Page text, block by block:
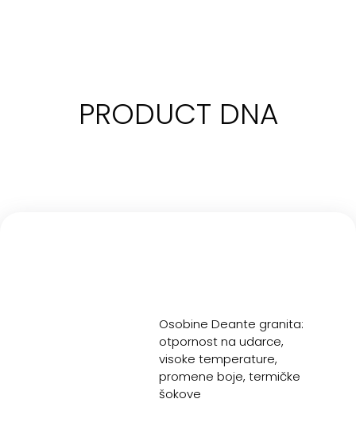
PRODUCT DNA
Osobine Deante granita:
otpornost na udarce,
visoke temperature,
promene boje, termičke
šokove